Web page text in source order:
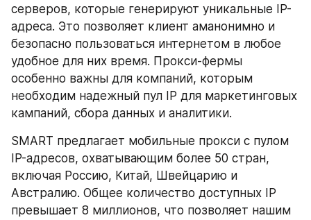
серверов, которые генерируют уникальные IP-
адреса. Это позволяет клиент аманонимно и
безопасно пользоваться интернетом в любое
удобное для них время. Прокси-фермы
особенно важны для компаний, которым
необходим надежный пул IP для маркетинговых
кампаний, сбора данных и аналитики.
SMART предлагает мобильные прокси с пулом
IP-адресов, охватывающим более 50 стран,
включая Россию, Китай, Швейцарию и
Австралию. Общее количество доступных IP
превышает 8 миллионов, что позволяет нашим